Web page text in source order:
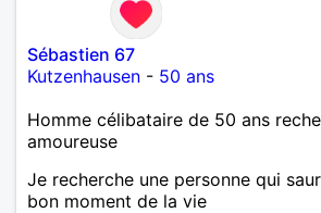
Sébastien 67
Kutzenhausen - 50 ans
Homme célibataire de 50 ans
amoureuse
Je recherche une personne qui
bon moment de la vie